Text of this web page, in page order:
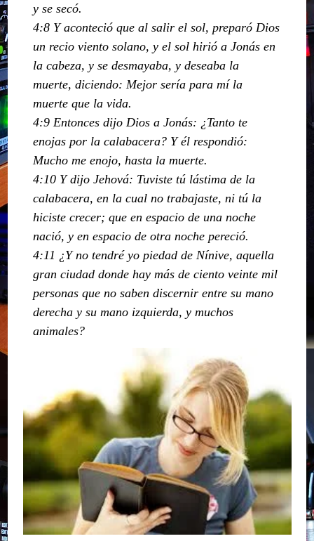
y se secó.
4:8 Y aconteció que al salir el sol, preparó Dios
un recio viento solano, y el sol hirió a Jonás en
la cabeza, y se desmayaba, y deseaba la
muerte, diciendo: Mejor sería para mí la
muerte que la vida.
4:9 Entonces dijo Dios a Jonás: ¿Tanto te
enojas por la calabacera? Y él respondió:
Mucho me enojo, hasta la muerte.
4:10 Y dijo Jehová: Tuviste tú lástima de la
calabacera, en la cual no trabajaste, ni tú la
hiciste crecer; que en espacio de una noche
nació, y en espacio de otra noche pereció.
4:11 ¿Y no tendré yo piedad de Nínive, aquella
gran ciudad donde hay más de ciento veinte mil
personas que no saben discernir entre su mano
derecha y su mano izquierda, y muchos
animales?